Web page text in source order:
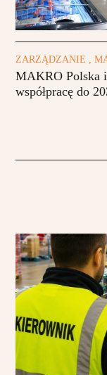
ZARZĄDZANIE ,
MAKRO Polska
współpracę do